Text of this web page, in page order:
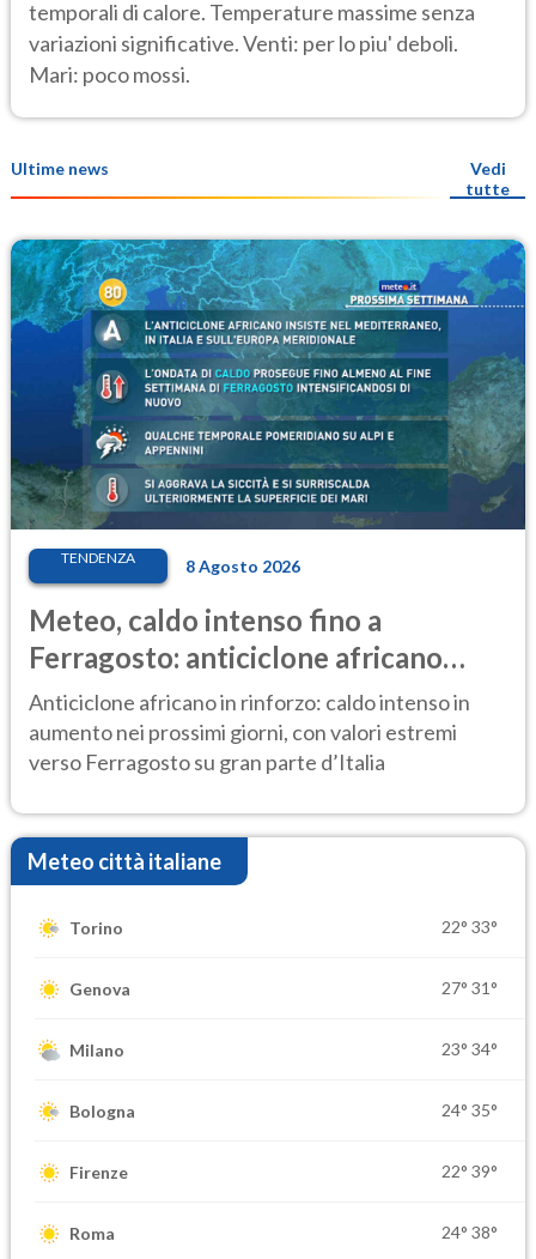
temporali di calore. Temperature massime senza
variazioni significative. Venti: per lo piu' deboli.
Mari: poco mossi.
Ultime news
Vedi
tutte
TENDENZA 8 Agosto 2026
Meteo, caldo intenso fino a
Ferragosto: anticiclone africano
ancora protagonista
Anticiclone africano in rinforzo: caldo intenso in
aumento nei prossimi giorni, con valori estremi
verso Ferragosto su gran parte d’Italia
Meteo città italiane
Torino 22° 33°
Genova 27° 31°
Milano 23° 34°
Bologna 24° 35°
Firenze 22° 39°
Roma 24° 38°